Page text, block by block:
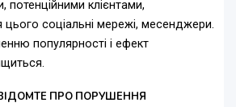
клієнтами,
цього соціальні мережі, месенджери.
популярності і ефект
ПРО ПОРУШЕННЯ